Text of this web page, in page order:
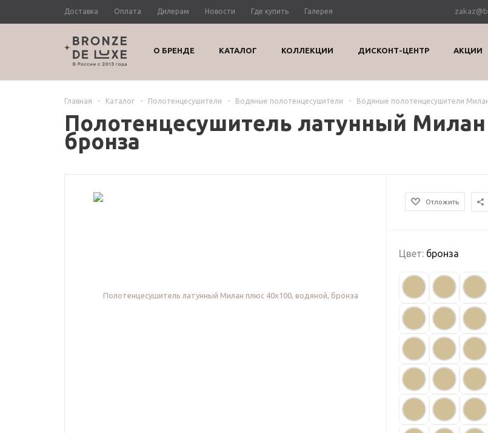
Доставка Оплата Дилерам Новости Где купить Галерея
О БРЕНДЕ КАТАЛОГ КОЛЛЕКЦИИ ДИСКОНТ-ЦЕНТР АКЦИИ
Главная - Каталог - Полотенцесушители - Водяные полотенцесушители - Водяные полотенцесушители
Полотенцесушитель латунный
бронза
Отложить
Цвет: бронза